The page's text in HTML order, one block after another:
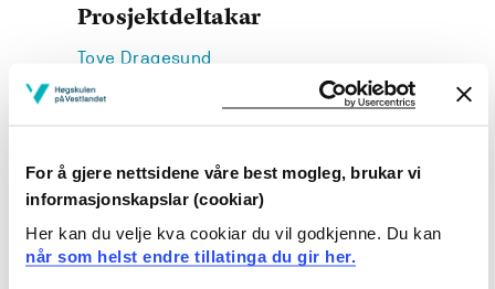
For å gjere nettsidene våre best mogleg, brukar vi
informasjonskapslar (cookiar)
Her kan du velje kva cookiar du vil godkjenne. Du kan
når som helst endre tillatinga du gir her.
Prosjektdeltakar
Tove Dragesund
Høgskulen på Vestlandet
Prosjekteigar
Høgskulen på Vestlandet